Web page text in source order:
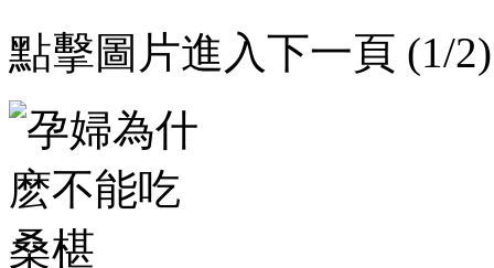
點擊圖片進入下一頁 (1/2)